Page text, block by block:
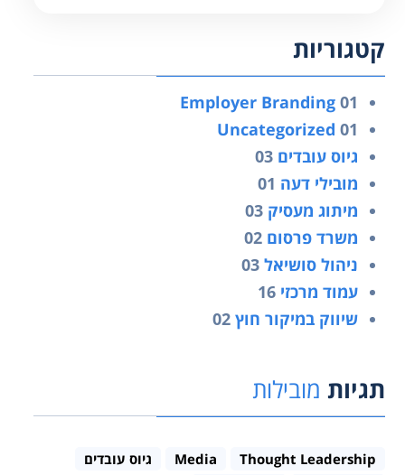
קטגוריות
Employer Branding 01
Uncategorized 01
גיוס עובדים 03
מובילי דעה 01
מיתוג מעסיק 03
משרד פרסום 02
ניהול סושיאל 03
עמוד מרכזי 16
שיווק במיקור חוץ 02
תגיות מובילות
Media Thought Leadership
גיוס עובדים